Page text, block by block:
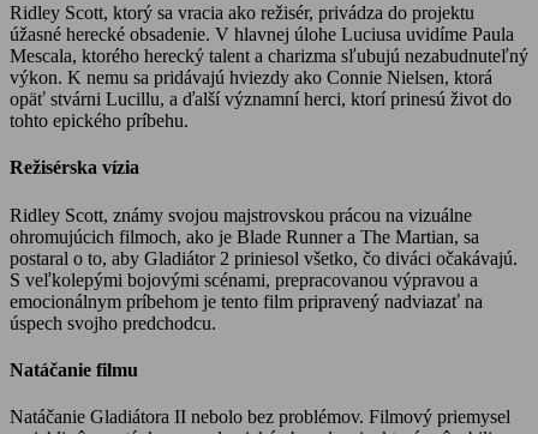
Ridley Scott, ktorý sa vracia ako režisér, privádza do projektu
úžasné herecké obsadenie. V hlavnej úlohe Luciusa uvidíme Paula
Mescala, ktorého herecký talent a charizma sľubujú nezabudnuteľný
výkon. K nemu sa pridávajú hviezdy ako Connie Nielsen, ktorá
opäť stvárni Lucillu, a ďalší významní herci, ktorí prinesú život do
tohto epického príbehu.
Režisérska vízia
Ridley Scott, známy svojou majstrovskou prácou na vizuálne
ohromujúcich filmoch, ako je Blade Runner a The Martian, sa
postaral o to, aby Gladiátor 2 priniesol všetko, čo diváci očakávajú.
S veľkolepými bojovými scénami, prepracovanou výpravou a
emocionálnym príbehom je tento film pripravený nadviazať na
úspech svojho predchodcu.
Natáčanie filmu
Natáčanie Gladiátora II nebolo bez problémov. Filmový priemysel